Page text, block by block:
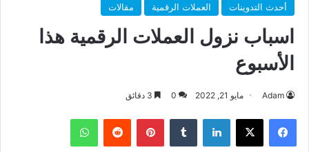
أحدث التدوينات العملات الرقمية مقالات
اسباب نزول العملات الرقمية هذا
الأسبوع
Adam مايو 21, 2022 0
فيسبوك ‫X لينكدإن بينتيريست واتساب